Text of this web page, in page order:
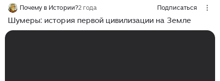
Почему в Истории?2 года Подписаться
Шумеры: история первой цивилизации на Земле